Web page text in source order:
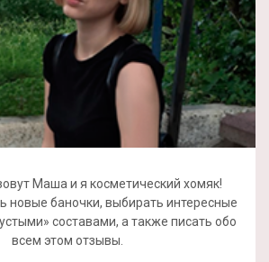
Маша и я косметический хомяк!
новые баночки, выбирать интересные
составами, а также писать обо
всем этом отзывы.